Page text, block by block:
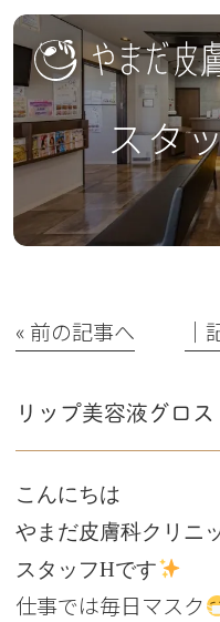
スタ
« 前の記事へ │
リップ美容液グロス
こんにちは
やまだ皮膚科クリニ
スタッフHです
仕事では毎日マスク